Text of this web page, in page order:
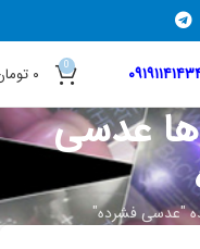
0 ۰
عدسی
"عدسی فشرده"